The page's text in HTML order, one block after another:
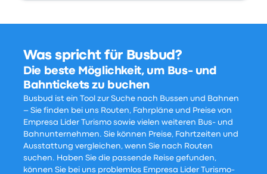
Was spricht für Busbud?
Die beste Möglichkeit, um Bus- und
Bahntickets zu buchen
Busbud ist ein Tool zur Suche nach Bussen und Bahnen
– Sie finden bei uns Routen, Fahrpläne und Preise von
Empresa Lider Turismo sowie vielen weiteren Bus- und
Bahnunternehmen. Sie können Preise, Fahrtzeiten und
Ausstattung vergleichen, wenn Sie nach Routen
suchen. Haben Sie die passende Reise gefunden,
können Sie bei uns problemlos Empresa Lider Turismo-